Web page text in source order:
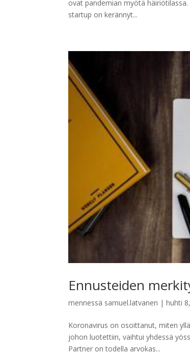
ovat pandemian myötä
startup on kerännyt...
Ennusteiden
mennessä samuel.latvanen |huhti
Koronavirus on osoittanut, miten
johon luotettiin, vaihtui yhdessä
Partner on todella arvokas...